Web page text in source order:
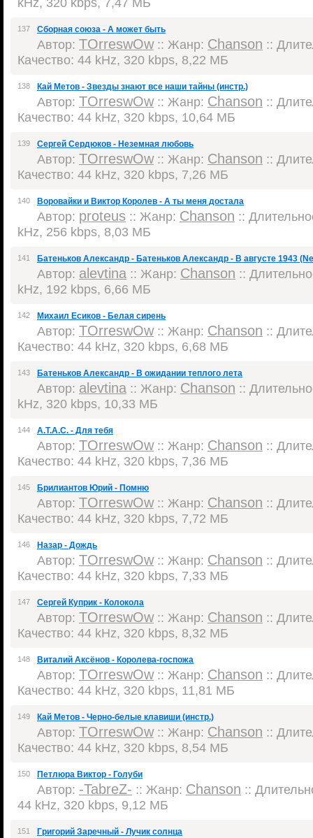
137 Сборная союза - А может быть
Автор: TOrreswOw:: Жанр: Chanson ::
Качество: 44 kHz, 320 kbps, 8,22 МБ
138 Кай Метов - Звезды знают все наши тайны (инстр.)
Автор: TOrreswOw:: Жанр: Chanson ::
Качество: 44 kHz, 320 kbps, 10,64 МБ
139 Сергей Сердюков - Неземная любовь
Автор: TOrreswOw:: Жанр: Chanson ::
Качество: 44 kHz, 320 kbps, 7,26 МБ
140 Воровайки и Виктор Королев - А ты меня достала
Автор: proteus :: Жанр: Chanson ::
kHz, 256 kbps, 8,03 МБ
141 Батеньков Александр - Батеньков Александр - В августе 1943
Автор: alevtina :: Жанр: Chanson ::
kHz, 192 kbps, 6,66 МБ
142 Михаил Есиков - Белая сирень
Автор: TOrreswOw:: Жанр: Chanson ::
Качество: 44 kHz, 320 kbps, 6,68 МБ
143 Батеньков Александр - В ожидании теплого лета
Автор: alevtina :: Жанр: Chanson ::
kHz, 320 kbps, 10,33 МБ
144 А.Т.А.С. - Для тебя
Автор: TOrreswOw:: Жанр: Chanson ::
Качество: 44 kHz, 320 kbps, 7,36 МБ
145 Брилиантов Юрий - Помню
Автор: TOrreswOw:: Жанр: Chanson ::
Качество: 44 kHz, 320 kbps, 7,72 МБ
146 Назар - Дождь
Автор: TOrreswOw:: Жанр: Chanson ::
Качество: 44 kHz, 320 kbps, 7,33 МБ
147 Сергей Куприк - Колокола
Автор: TOrreswOw:: Жанр: Chanson ::
Качество: 44 kHz, 320 kbps, 8,32 МБ
148 Виталий Аксёнов - Королева-госпожа
Автор: TOrreswOw:: Жанр: Chanson ::
Качество: 44 kHz, 320 kbps, 11,81 МБ
149 Кай Метов - Черно-белые клавиши (инстр.)
Автор: TOrreswOw:: Жанр: Chanson ::
Качество: 44 kHz, 320 kbps, 8,54 МБ
150 Петлюра Виктор - Голуби
Автор: -TabreZ- :: Жанр: Chanson ::
44 kHz, 320 kbps, 9,12 МБ
151 Григорий Заречный - Лучик солнца